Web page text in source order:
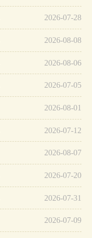
2026-07-28
2026-08-08
2026-08-06
2026-07-05
2026-08-01
2026-07-12
2026-08-07
2026-07-20
2026-07-31
2026-07-09